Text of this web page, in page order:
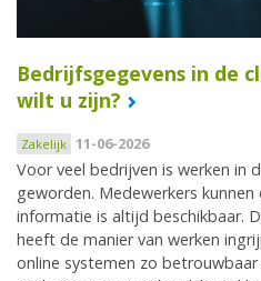
Bedrijfsgegevens in de
wilt u zijn?
Zakelijk 11-06-2026
Voor veel bedrijven is werken in
geworden. Medewerkers
informatie is altijd beschikbaar.
heeft de manier van werken
online systemen zo